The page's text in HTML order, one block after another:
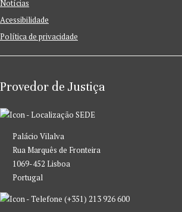
Notícias
Acessibilidade
Política de privacidade
Provedor de Justiça
SEDE
Palácio Vilalva
Rua Marquês de Fronteira
1069-452 Lisboa
Portugal
(+351) 213 926 600